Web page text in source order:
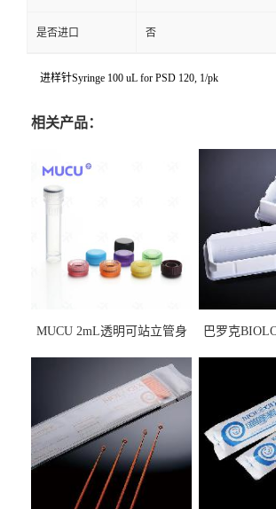
是否进口 否
进样针Syringe 100 uL for PSD 120, 1/pk
相关产品：
MUCU 2mL透明可站立管身
巴罗克
马射线